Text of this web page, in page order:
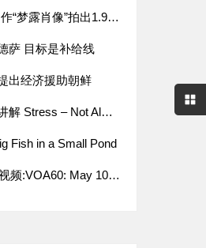
露肖像”拍出1.95亿美元
萨 目标是补给线
出经济援助朝鲜
– Not Always a Bad Thing
Fish in a Small Pond
:VOA60: May 10, 2022